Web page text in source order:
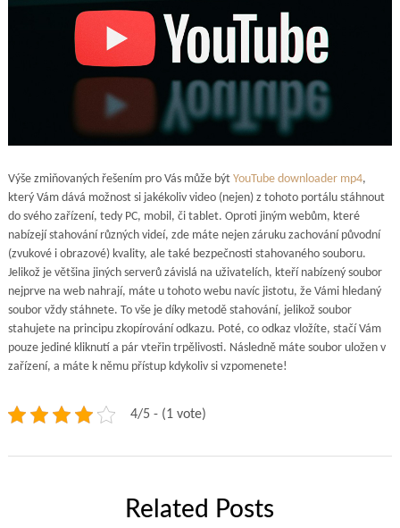
Výše zmiňovaných řešením pro Vás může být YouTube downloader mp4,
který Vám dává možnost si jakékoliv video (nejen) z tohoto portálu stáhnout
do svého zařízení, tedy PC, mobil, či tablet. Oproti jiným webům, které
nabízejí stahování různých videí, zde máte nejen záruku zachování původní
(zvukové i obrazové) kvality, ale také bezpečnosti stahovaného souboru.
Jelikož je většina jiných serverů závislá na uživatelích, kteří nabízený soubor
nejprve na web nahrají, máte u tohoto webu navíc jistotu, že Vámi hledaný
soubor vždy stáhnete. To vše je díky metodě stahování, jelikož soubor
stahujete na principu zkopírování odkazu. Poté, co odkaz vložíte, stačí Vám
pouze jediné kliknutí a pár vteřin trpělivosti. Následně máte soubor uložen v
zařízení, a máte k němu přístup kdykoliv si vzpomenete!
4/5 - (1 vote)
Related Posts